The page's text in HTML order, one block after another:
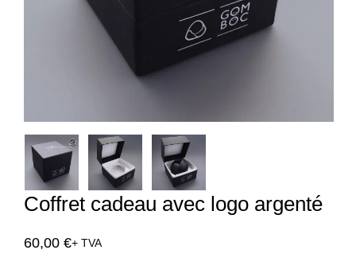
Coffret cadeau avec logo argenté
60,00 €+ TVA